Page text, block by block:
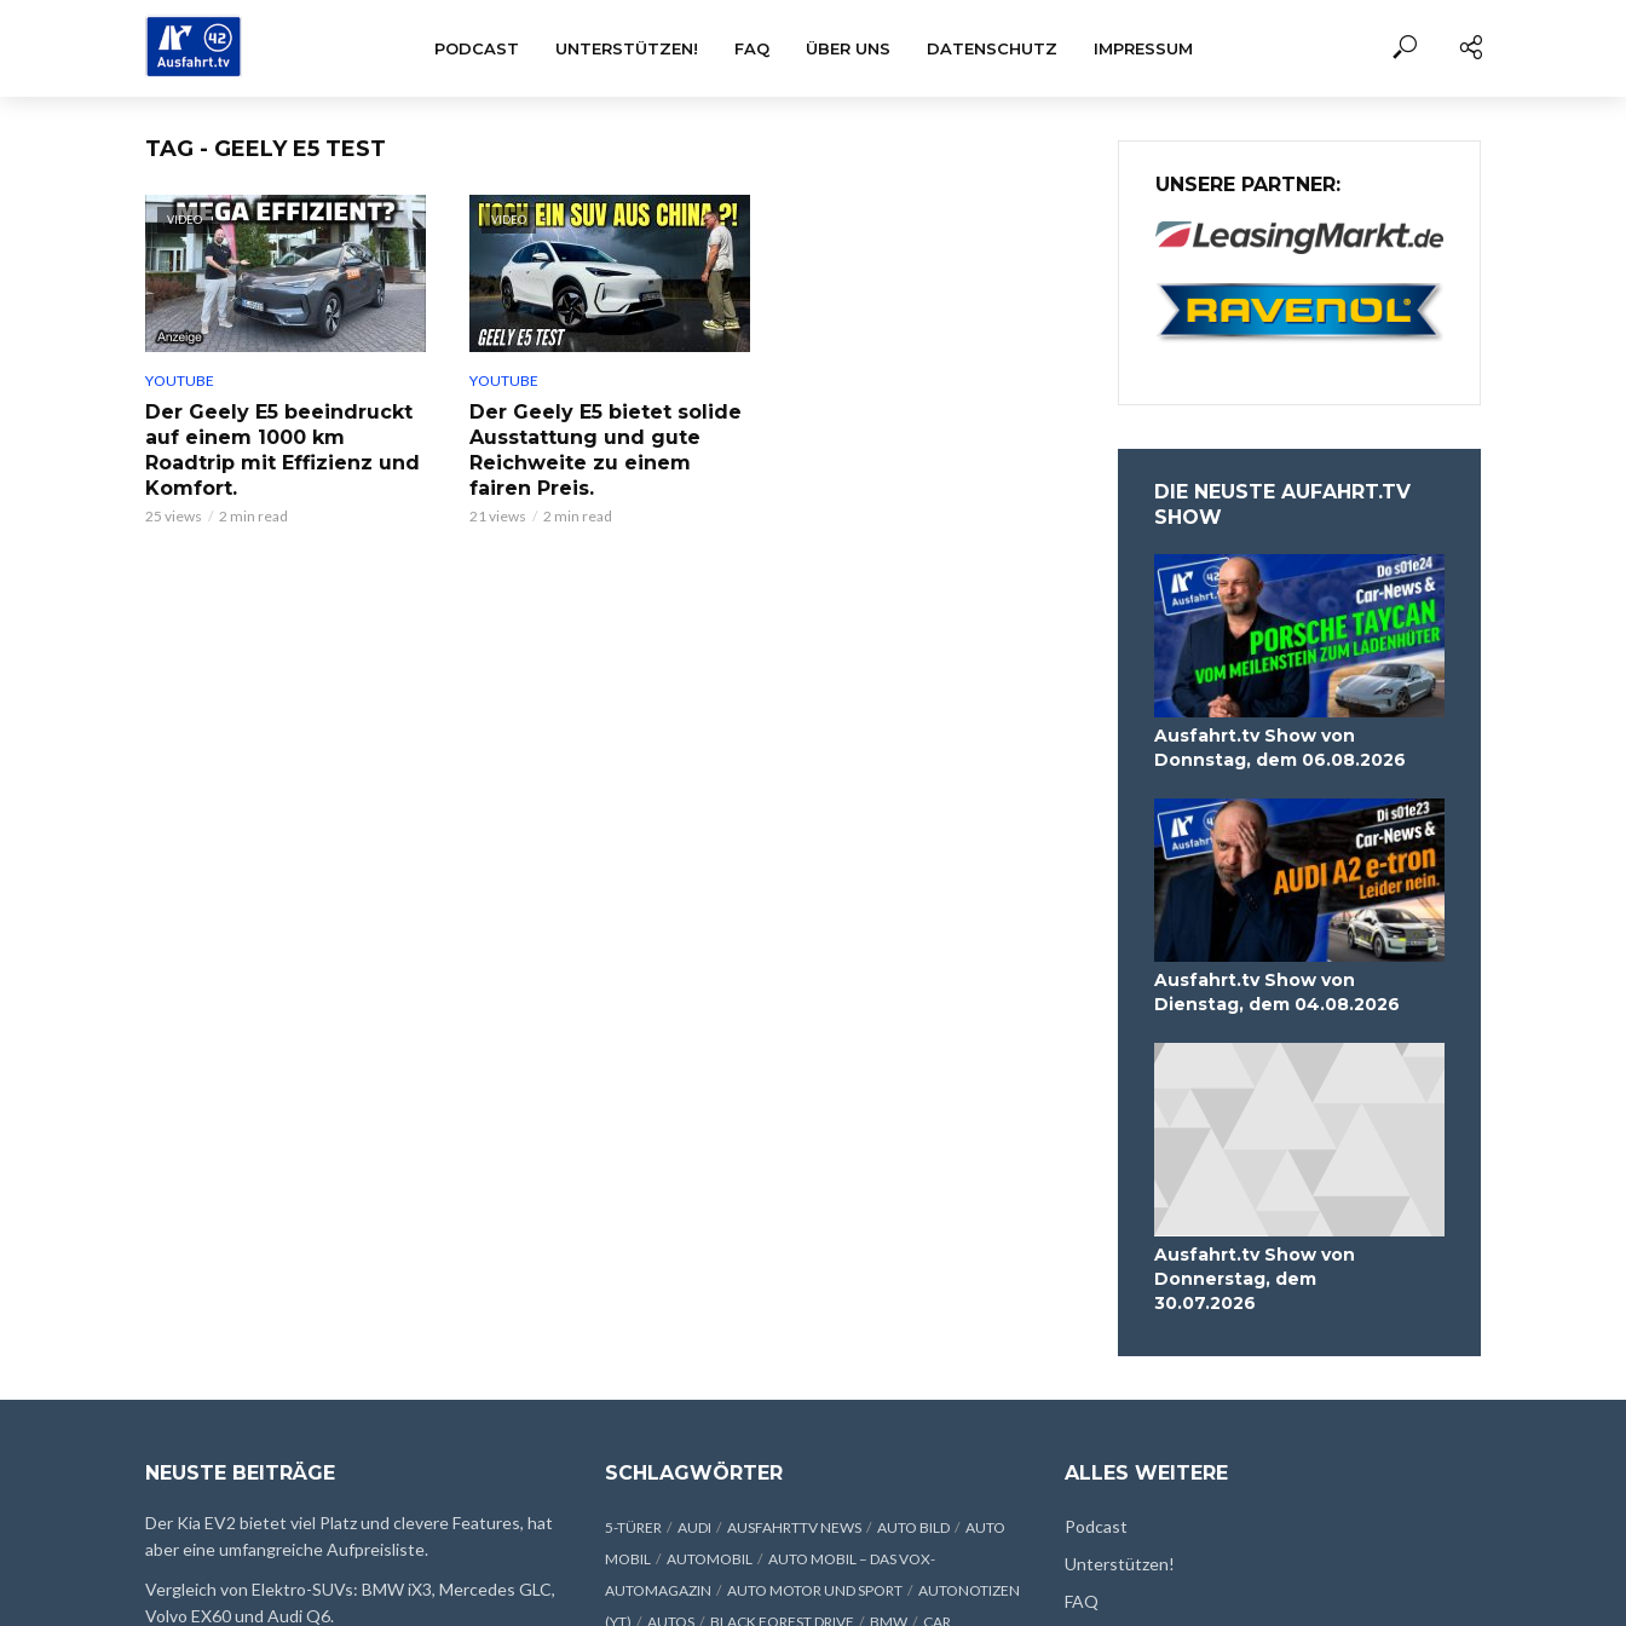
PODCAST UNTERSTÜTZEN! FAQ ÜBER UNS DATENSCHUTZ IMPRESSUM
TAG - GEELY E5 TEST
VIDEO
YOUTUBE
Der Geely E5 beeindruckt
auf einem 1000 km
Roadtrip mit Effizienz und
Komfort.
25 views 2 min read
VIDEO
YOUTUBE
Der Geely E5 bietet solide
Ausstattung und gute
Reichweite zu einem
fairen Preis.
21 views 2 min read
UNSERE PARTNER:
DIE NEUSTE AUFAHRT.TV
SHOW
Ausfahrt.tv Show von
Donnstag, dem 06.08.2026
Ausfahrt.tv Show von
Dienstag, dem 04.08.2026
Ausfahrt.tv Show von
Donnerstag, dem
30.07.2026
NEUSTE BEITRÄGE
Der Kia EV2 bietet viel Platz und clevere Features, hat
aber eine umfangreiche Aufpreisliste.
Vergleich von Elektro-SUVs: BMW iX3, Mercedes GLC,
Volvo EX60 und Audi Q6.
SCHLAGWÖRTER
5-TÜRER AUDI AUSFAHRTTV NEWS AUTO BILD
AUTO
MOBIL
AUTOMOBIL
AUTO MOBIL – DAS VOX-
AUTOMAGAZIN
AUTO MOTOR UND SPORT
AUTONOTIZEN
(YT)
AUTOS BLACK FOREST DRIVE BMW CAR
ALLES WEITERE
Podcast
Unterstützen!
FAQ